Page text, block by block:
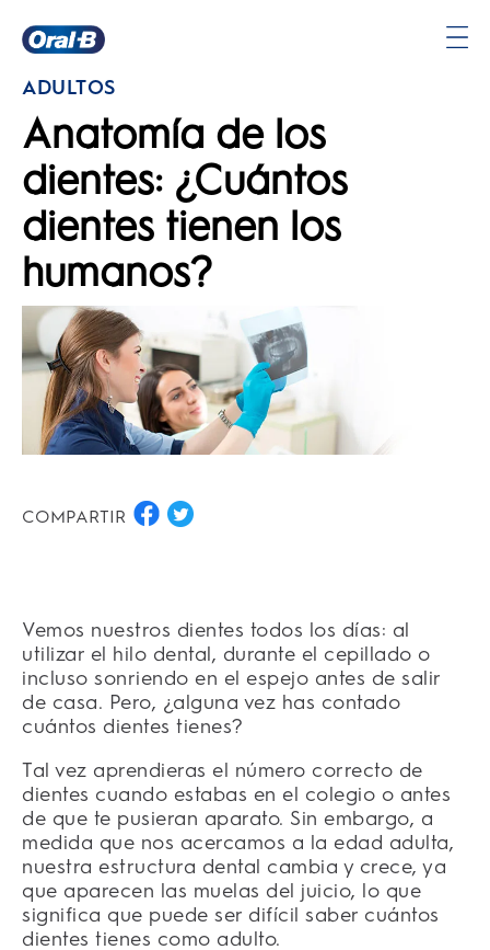
principal
ADULTOS
Anatomía de los
dientes: ¿Cuántos
dientes tienen los
humanos?
COMPARTIR
Vemos nuestros dientes todos los días: al
utilizar el hilo dental, durante el cepillado o
incluso sonriendo en el espejo antes de salir
de casa. Pero, ¿alguna vez has contado
cuántos dientes tienes?
Tal vez aprendieras el número correcto de
dientes cuando estabas en el colegio o antes
de que te pusieran aparato. Sin embargo, a
medida que nos acercamos a la edad adulta,
nuestra estructura dental cambia y crece, ya
que aparecen las muelas del juicio, lo que
significa que puede ser difícil saber cuántos
dientes tienes como adulto.